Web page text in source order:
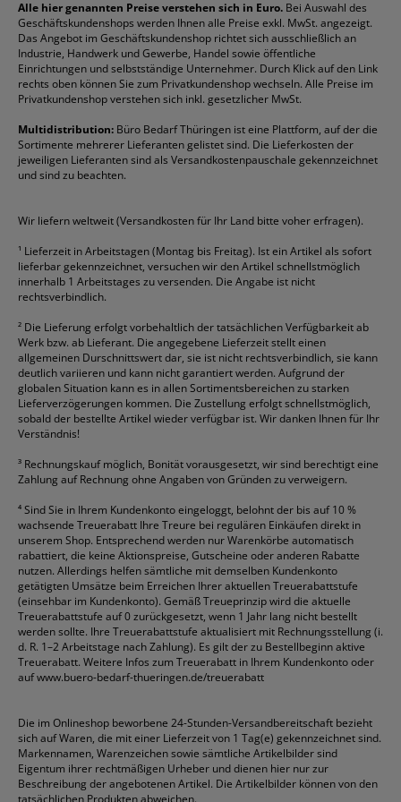
Vertrag widerrufen (Privatkunden)
Rabatte & Aktionen
Druckerpatronen
Etiketten
Fineliner
Folienschreiber
Formulare
Gelschreiber
Geschäftsbücher
Kopierpapier
Korrekturmittel
Kugelschreiber
Mappen
Ordner
Packband
Permanentmarker
Textmarker
Tintenroller
Tintenpatronen
Toilettenpapier
Toner
Versandmaterial
Versandtaschen
DYMO
Edding
Esselte
Faber-Castell
Fellowes
Franken
Fripa
HP
Pelikan
Pilot
Pritt
Schneider
Stabilo
Staedtler
alle Marken anzeigen
Alle hier genannten Preise verstehen sich in Euro. Bei Auswahl des
Geschäftskundenshops werden Ihnen alle Preise exkl. MwSt. angezeigt.
Das Angebot im Geschäftskundenshop richtet sich ausschließlich an
Industrie, Handwerk und Gewerbe, Handel sowie öffentliche
Einrichtungen und selbstständige Unternehmer. Durch Klick auf den Link
rechts oben können Sie zum Privatkundenshop wechseln. Alle Preise im
Privatkundenshop verstehen sich inkl. gesetzlicher MwSt.
Multidistribution: Büro Bedarf Thüringen ist eine Plattform, auf der die
Sortimente mehrerer Lieferanten gelistet sind. Die Lieferkosten der
jeweiligen Lieferanten sind als Versandkostenpauschale gekennzeichnet
und sind zu beachten.
Wir liefern weltweit (Versandkosten für Ihr Land bitte voher erfragen).
¹ Lieferzeit in Arbeitstagen (Montag bis Freitag). Ist ein Artikel als sofort
lieferbar gekennzeichnet, versuchen wir den Artikel schnellstmöglich
innerhalb 1 Arbeitstages zu versenden. Die Angabe ist nicht
rechtsverbindlich.
² Die Lieferung erfolgt vorbehaltlich der tatsächlichen Verfügbarkeit ab
Werk bzw. ab Lieferant. Die angegebene Lieferzeit stellt einen
allgemeinen Durschnittswert dar, sie ist nicht rechtsverbindlich, sie kann
deutlich variieren und kann nicht garantiert werden. Aufgrund der
globalen Situation kann es in allen Sortimentsbereichen zu starken
Lieferverzögerungen kommen. Die Zustellung erfolgt schnellstmöglich,
sobald der bestellte Artikel wieder verfügbar ist. Wir danken Ihnen für Ihr
Verständnis!
³ Rechnungskauf möglich, Bonität vorausgesetzt, wir sind berechtigt eine
Zahlung auf Rechnung ohne Angaben von Gründen zu verweigern.
⁴Sind Sie in Ihrem Kundenkonto eingeloggt, belohnt der bis auf 10 %
wachsende Treuerabatt Ihre Treure bei regulären Einkäufen direkt in
unserem Shop. Entsprechend werden nur Warenkörbe automatisch
rabattiert, die keine Aktionspreise, Gutscheine oder anderen Rabatte
nutzen. Allerdings helfen sämtliche mit demselben Kundenkonto
getätigten Umsätze beim Erreichen Ihrer aktuellen Treuerabattstufe
(einsehbar im Kundenkonto). Gemäß Treueprinzip wird die aktuelle
Treuerabattstufe auf 0 zurückgesetzt, wenn 1 Jahr lang nicht bestellt
werden sollte. Ihre Treuerabattstufe aktualisiert mit Rechnungsstellung (i.
d. R. 1–2 Arbeitstage nach Zahlung). Es gilt der zu Bestellbeginn aktive
Treuerabatt. Weitere Infos zum Treuerabatt in Ihrem Kundenkonto oder
aufwww.buero-bedarf-thueringen.de/treuerabatt
Die im Onlineshop beworbene 24-Stunden-Versandbereitschaft bezieht
sich auf Waren, die mit einer Lieferzeit von 1 Tag(e) gekennzeichnet sind.
Markennamen, Warenzeichen sowie sämtliche Artikelbilder sind
Eigentum ihrer rechtmäßigen Urheber und dienen hier nur zur
Beschreibung der angebotenen Artikel. Die Artikelbilder können von den